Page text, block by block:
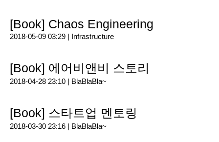
[Book] Chaos Engineering
2018-05-09 03:29 | Infrastructure
[Book] 에어비앤비 스토리
2018-04-28 23:10 | BlaBlaBla~
[Book] 스타트업 멘토링
2018-03-30 23:16 | BlaBlaBla~